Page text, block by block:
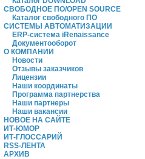
СВОБОДНОЕ ПО/OPEN SOURCE
Каталог свободного ПО
СИСТЕМЫ АВТОМАТИЗАЦИИ
ERP-система iRenaissance
Документооборот
О КОМПАНИИ
Новости
Отзывы заказчиков
Лицензии
Наши координаты
Программа партнерства
Наши партнеры
Наши вакансии
НОВОЕ НА САЙТЕ
ИТ-ЮМОР
ИТ-ГЛОССАРИЙ
RSS-ЛЕНТА
АРХИВ